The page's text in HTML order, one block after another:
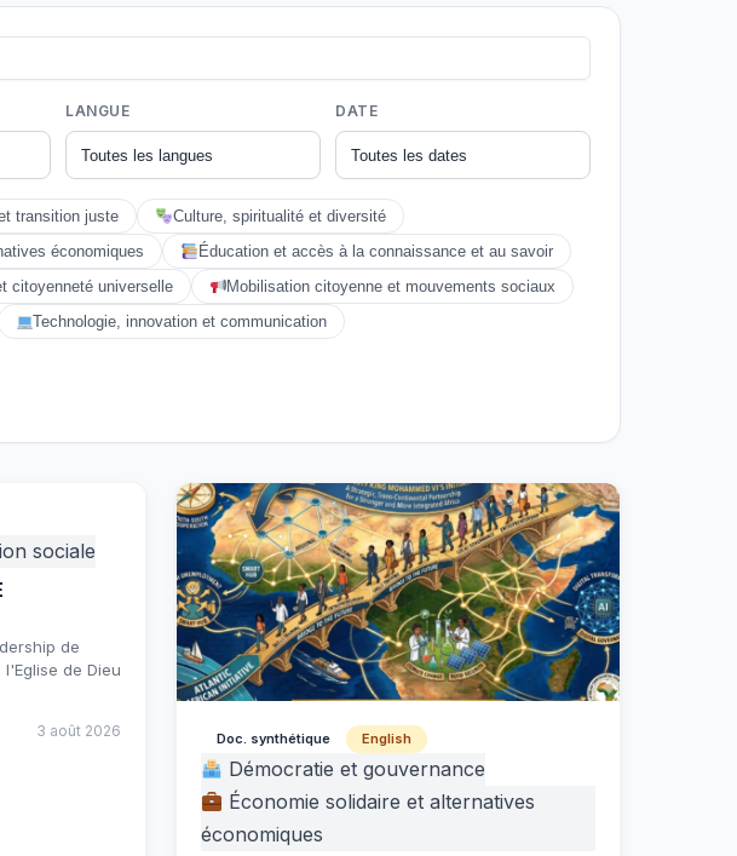
LANGUE DATE
transition juste
Culture, spiritualité et diversité
économiques
Éducation et accès à la connaissance et au savoir
citoyenneté universelle
Mobilisation citoyenne et mouvements sociaux
Technologie, innovation et communication
sociale
de
de Dieu
3 août 2026 Doc. synthétique English
Démocratie et gouvernance
Économie solidaire et alternatives
économiques